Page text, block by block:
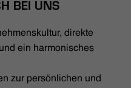
BEI UNS
direkte
ein harmonisches
zur persönlichen und